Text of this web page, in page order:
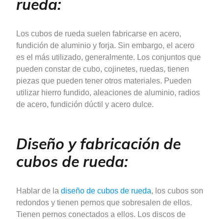
rueda:
Los cubos de rueda suelen fabricarse en acero,
fundición de aluminio y forja. Sin embargo, el acero
es el más utilizado, generalmente. Los conjuntos que
pueden constar de cubo, cojinetes, ruedas, tienen
piezas que pueden tener otros materiales. Pueden
utilizar hierro fundido, aleaciones de aluminio, radios
de acero, fundición dúctil y acero dulce.
Diseño y fabricación de
cubos de rueda:
Hablar de la diseño de cubos de rueda, los cubos son
redondos y tienen pernos que sobresalen de ellos.
Tienen pernos conectados a ellos. Los discos de